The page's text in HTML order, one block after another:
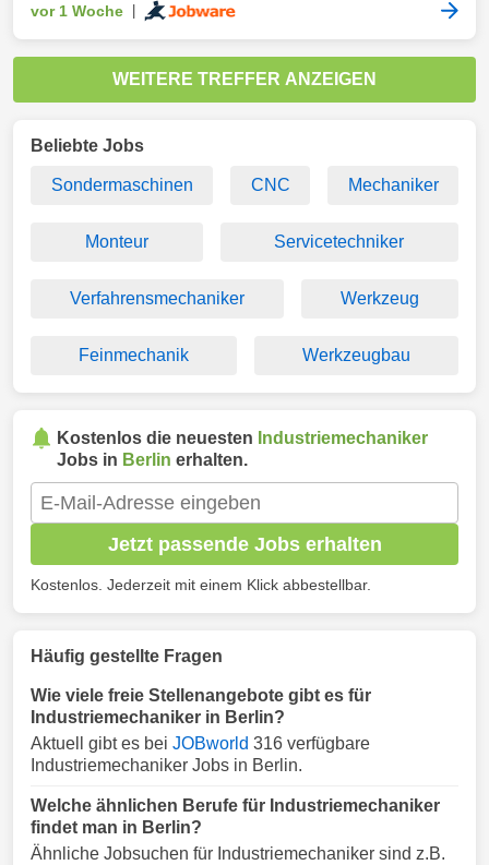
vor 1 Woche
WEITERE TREFFER ANZEIGEN
Beliebte Jobs
Sondermaschinen CNC Mechaniker
Monteur Servicetechniker
Verfahrensmechaniker Werkzeug
Feinmechanik Werkzeugbau
Kostenlos die neuesten Industriemechaniker
Jobs in Berlin erhalten.
Jetzt passende Jobs erhalten
Kostenlos. Jederzeit mit einem Klick abbestellbar.
Häufig gestellte Fragen
Wie viele freie Stellenangebote gibt es für
Industriemechaniker in Berlin?
Aktuell gibt es bei JOBworld 316 verfügbare
Industriemechaniker Jobs in Berlin.
Welche ähnlichen Berufe für Industriemechaniker
findet man in Berlin?
Ähnliche Jobsuchen für Industriemechaniker sind z.B.